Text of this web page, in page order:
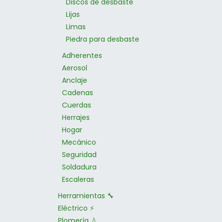
Discos de desbaste
Lijas
Limas
Piedra para desbaste
Adherentes
Aerosol
Anclaje
Cadenas
Cuerdas
Herrajes
Hogar
Mecánico
Seguridad
Soldadura
Escaleras
Herramientas 🔧
Eléctrico ⚡